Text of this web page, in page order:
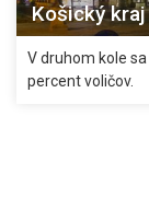
Košický
V druhom kole
percent voličov.